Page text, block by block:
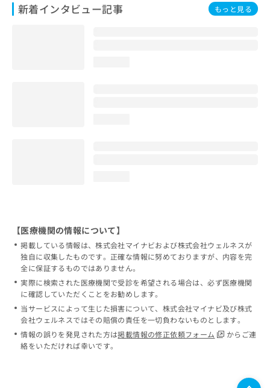
新着インタビュー記事 もっと見る
【医療機関の情報について】
掲載している情報は、株式会社マイナビおよび株式会社ウェルネスが
独自に収集したものです。正確な情報に努めておりますが、内容を完
全に保証するものではありません。
実際に検索された医療機関で受診を希望される場合は、必ず医療機関
に確認していただくことをお勧めします。
当サービスによって生じた損害について、株式会社マイナビ及び株式
会社ウェルネスではその賠償の責任を一切負わないものとします。
情報の誤りを発見された方は掲載情報の修正依頼フォーム
からご連
絡をいただければ幸いです。